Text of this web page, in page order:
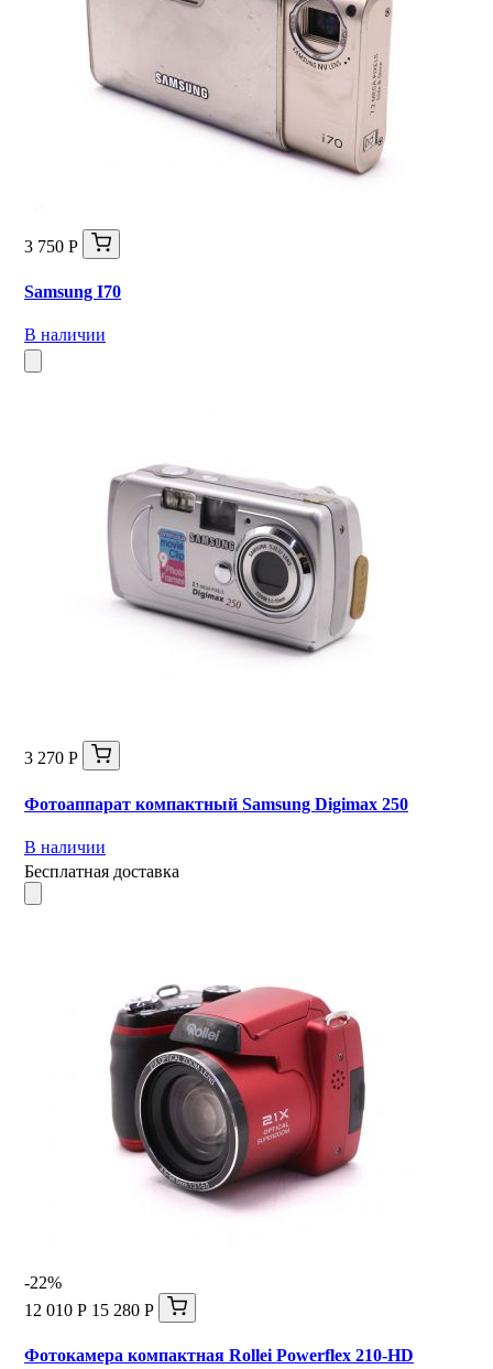
3 750 Р
Samsung I70
В наличии
3 270 Р
Фотоаппарат компактный Samsung Digimax 250
В наличии
Бесплатная доставка
-22%
12 010 Р 15 280 Р
Фотокамера компактная Rollei Powerflex 210-HD